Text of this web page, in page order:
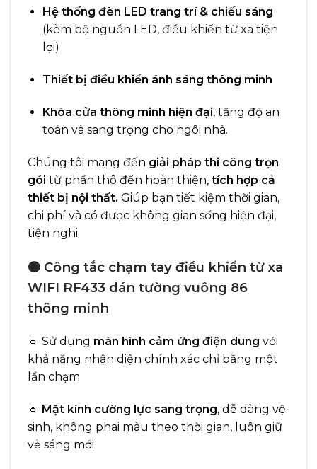
Hệ thống đèn LED trang trí & chiếu sáng
(kèm bộ nguồn LED, điều khiển từ xa tiện
lợi)
Thiết bị điều khiển ánh sáng thông minh
Khóa cửa thông minh hiện đại, tăng độ an
toàn và sang trọng cho ngôi nhà.
Chúng tôi mang đến giải pháp thi công trọn
gói từ phần thô đến hoàn thiện, tích hợp cả
thiết bị nội thất. Giúp bạn tiết kiệm thời gian,
chi phí và có được không gian sống hiện đại,
tiện nghi.
🟠 Công tắc chạm tay điều khiển từ xa
WIFI RF433 dán tường vuông 86
thông minh
🔹 Sử dụng màn hình cảm ứng điện dung với
khả năng nhận diện chính xác chỉ bằng một
lần chạm
🔹 Mặt kính cường lực sang trọng, dễ dàng vệ
sinh, không phai màu theo thời gian, luôn giữ
vẻ sáng mới